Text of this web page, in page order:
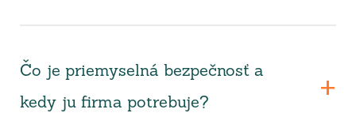
Čo je priemyselná bezpečnosť a
kedy ju firma potrebuje?